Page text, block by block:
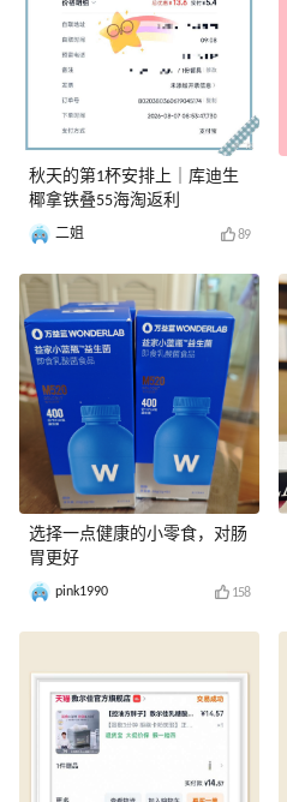
秋天的第1杯安排上｜库迪生
椰拿铁叠55海淘返利
二姐 89
选择一点健康的小零食，对肠
胃更好
pink1990 158